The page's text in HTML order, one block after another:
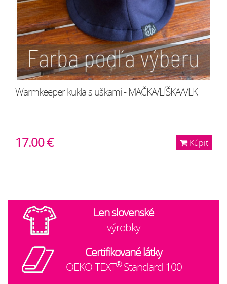
Warmkeeper kukla s uškami - MAČKA/LÍŠKA/VLK
Kúpiť
17.00 €
Len slovenské
výrobky
Certifikované látky
OEKO-TEXT®Standard 100